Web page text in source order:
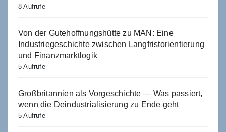
8 Aufrufe
Von der Gutehoffnungshütte zu MAN: Eine
Industriegeschichte zwischen Langfristorientierung
und Finanzmarktlogik
5 Aufrufe
Großbritannien als Vorgeschichte — Was passiert,
wenn die Deindustrialisierung zu Ende geht
5 Aufrufe